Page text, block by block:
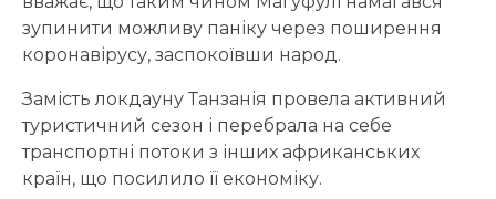
зупинити можливу паніку через поширення
коронавірусу, заспокоївши народ.
Замість локдауну Танзанія провела активний
туристичний сезон і перебрала на себе
транспортні потоки з інших африканських
країн, що посилило її економіку.